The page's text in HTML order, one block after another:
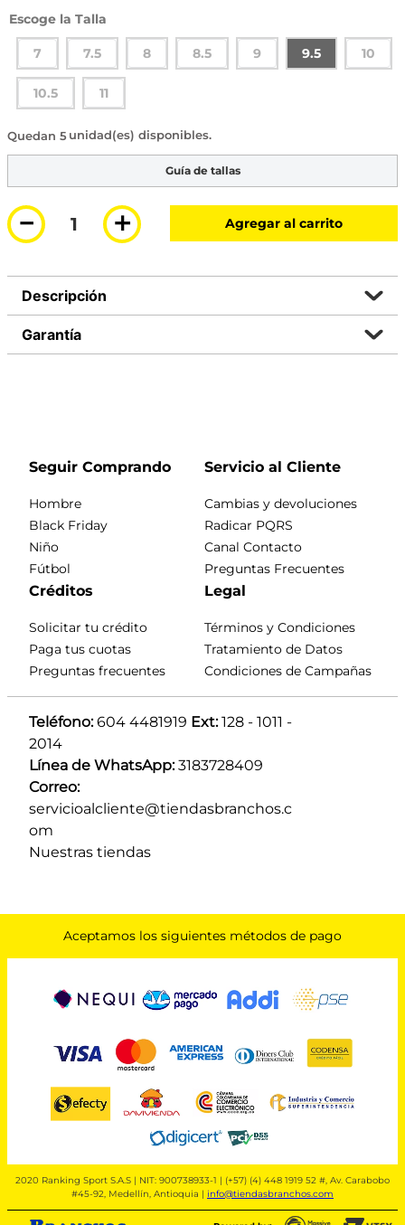
Talla
7 7.5 8 8.5 9 9.5 10
10.5 11
5 disponibles
Guía de tallas
＋
－ Agregar al carrito
Descripción
Garantía
Seguir Comprando
Hombre
Black Friday
Niño
Fútbol
Servicio al Cliente
Cambias y devoluciones
Radicar PQRS
Canal Contacto
Preguntas Frecuentes
Créditos
Solicitar tu crédito
Paga tus cuotas
Preguntas frecuentes
Legal
Términos y Condiciones
Tratamiento de Datos
Condiciones de Campañas
Teléfono: 604 4481919 Ext: 128 - 1011 -
2014
Línea de WhatsApp: 3183728409
Correo:
servicioalcliente@tiendasbranchos.c
om
Nuestras tiendas
Aceptamos los siguientes métodos de pago
2020 Ranking Sport S.A.S | NIT: 900738933-1 | (+57) (4) 448 1919 52 #, Av. Carabobo
#45-92, Medellín, Antioquia | info@tiendasbranchos.com